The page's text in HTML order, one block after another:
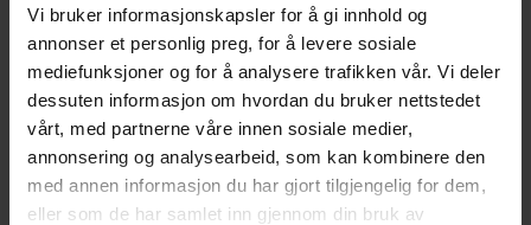
Vi bruker informasjonskapsler for å gi innhold og
annonser et personlig preg, for å levere sosiale
mediefunksjoner og for å analysere trafikken vår. Vi deler
dessuten informasjon om hvordan du bruker nettstedet
vårt, med partnerne våre innen sosiale medier,
annonsering og analysearbeid, som kan kombinere den
med annen informasjon du har gjort tilgjengelig for dem,
eller som de har samlet inn gjennom din bruk av